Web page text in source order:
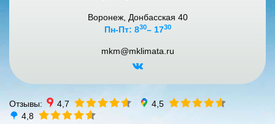
Воронеж, Донбасская 40
Пн-Пт: 830– 1730
mkm@mklimata.ru
Отзывы: 4,7
4,5
4,8